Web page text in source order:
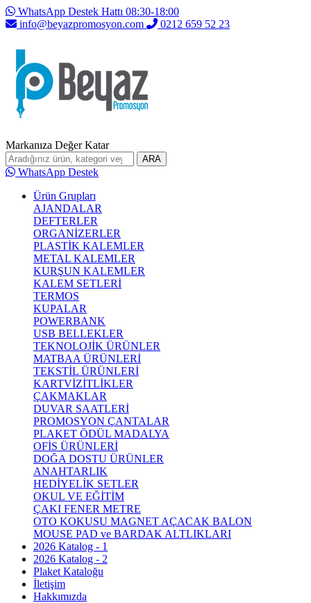
WhatsApp Destek Hattı 08:30-18:00
info@beyazpromosyon.com
0212 659 52 23
Markanıza Değer Katar
ARA
WhatsApp Destek
Ürün Grupları
AJANDALAR
DEFTERLER
ORGANİZERLER
PLASTİK KALEMLER
METAL KALEMLER
KURŞUN KALEMLER
KALEM SETLERİ
TERMOS
KUPALAR
POWERBANK
USB BELLEKLER
TEKNOLOJİK ÜRÜNLER
MATBAA ÜRÜNLERİ
TEKSTİL ÜRÜNLERİ
KARTVİZİTLİKLER
ÇAKMAKLAR
DUVAR SAATLERİ
PROMOSYON ÇANTALAR
PLAKET ÖDÜL MADALYA
OFİS ÜRÜNLERİ
DOĞA DOSTU ÜRÜNLER
ANAHTARLIK
HEDİYELİK SETLER
OKUL VE EĞİTİM
ÇAKI FENER METRE
OTO KOKUSU MAGNET AÇACAK BALON
MOUSE PAD ve BARDAK ALTLIKLARI
2026 Katalog - 1
2026 Katalog - 2
Plaket Kataloğu
İletişim
Hakkımızda